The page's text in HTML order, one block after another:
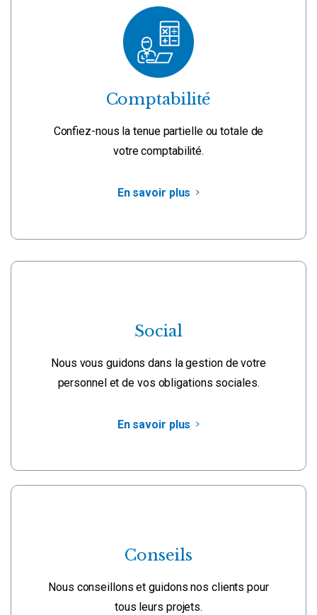
Comptabilité
Confiez-nous la tenue partielle ou totale de
votre comptabilité.
En savoir plus
Social
Nous vous guidons dans la gestion de votre
personnel et de vos obligations sociales.
En savoir plus
Conseils
Nous conseillons et guidons nos clients pour
tous leurs projets.